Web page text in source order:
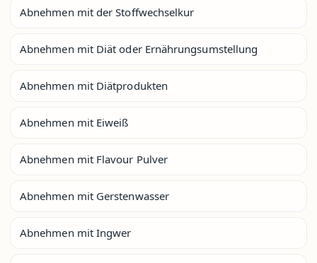
Abnehmen mit der Stoffwechselkur
Abnehmen mit Diät oder Ernährungsumstellung
Abnehmen mit Diätprodukten
Abnehmen mit Eiweiß
Abnehmen mit Flavour Pulver
Abnehmen mit Gerstenwasser
Abnehmen mit Ingwer